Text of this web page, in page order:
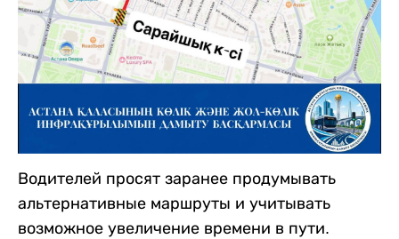
Водителей просят заранее продумывать
альтернативные маршруты и учитывать
возможное увеличение времени в пути.